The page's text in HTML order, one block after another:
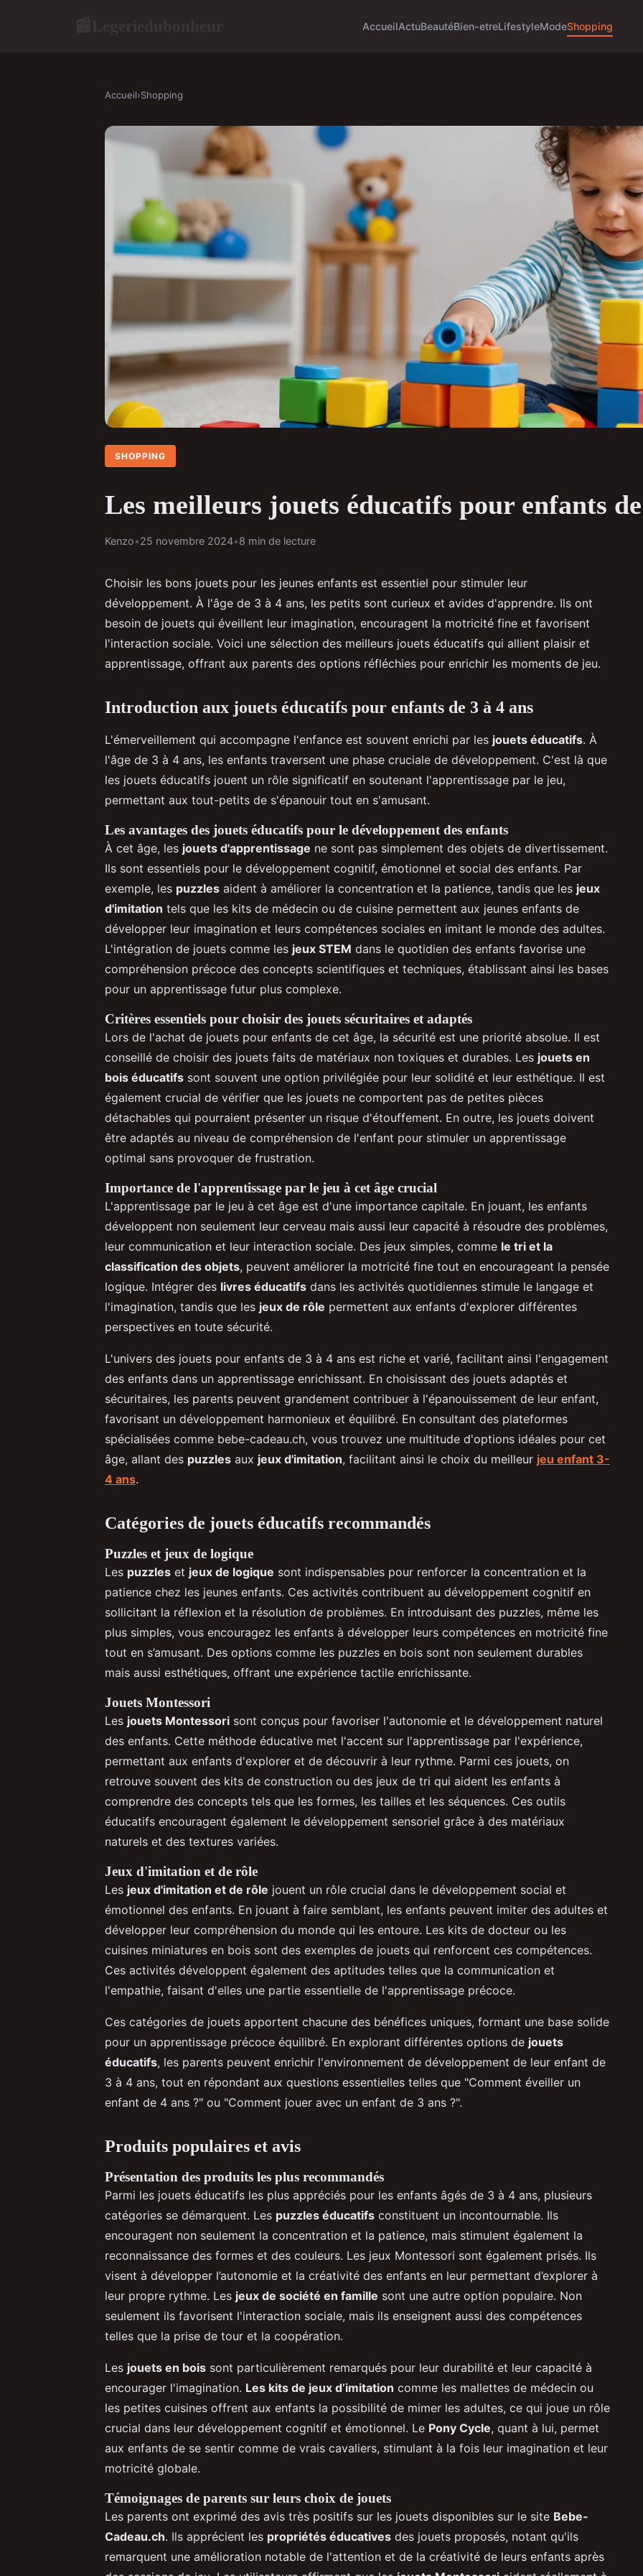
AccueilActuBeautéBien-etreLifestyleModeShopping
Accueil›Shopping
SHOPPING
Les meilleurs jouets éducatifs pour enfants
Kenzo•25 novembre 2024•8 min de lecture
Choisir les bons jouets pour les jeunes enfants est essentiel pour stimuler leur
développement. À l'âge de 3 à 4 ans, les petits sont curieux et avides d'apprendre. Ils ont
besoin de jouets qui éveillent leur imagination, encouragent la motricité fine et favorisent
l'interaction sociale. Voici une sélection des meilleurs jouets éducatifs qui allient plaisir et
apprentissage, offrant aux parents des options réfléchies pour enrichir les moments de jeu.
Introduction aux jouets éducatifs pour enfants de 3 à 4 ans
L'émerveillement qui accompagne l'enfance est souvent enrichi par les jouets éducatifs. À
l'âge de 3 à 4 ans, les enfants traversent une phase cruciale de développement. C'est là que
les jouets éducatifs jouent un rôle significatif en soutenant l'apprentissage par le jeu,
permettant aux tout-petits de s'épanouir tout en s'amusant.
Les avantages des jouets éducatifs pour le développement des enfants
À cet âge, les jouets d'apprentissage ne sont pas simplement des objets de divertissement.
Ils sont essentiels pour le développement cognitif, émotionnel et social des enfants. Par
exemple, les puzzles aident à améliorer la concentration et la patience, tandis que les jeux
d'imitation tels que les kits de médecin ou de cuisine permettent aux jeunes enfants de
développer leur imagination et leurs compétences sociales en imitant le monde des adultes.
L'intégration de jouets comme les jeux STEM dans le quotidien des enfants favorise une
compréhension précoce des concepts scientifiques et techniques, établissant ainsi les bases
pour un apprentissage futur plus complexe.
Critères essentiels pour choisir des jouets sécuritaires et adaptés
Lors de l'achat de jouets pour enfants de cet âge, la sécurité est une priorité absolue. Il est
conseillé de choisir des jouets faits de matériaux non toxiques et durables. Les jouets en
bois éducatifs sont souvent une option privilégiée pour leur solidité et leur esthétique. Il est
également crucial de vérifier que les jouets ne comportent pas de petites pièces
détachables qui pourraient présenter un risque d'étouffement. En outre, les jouets doivent
être adaptés au niveau de compréhension de l'enfant pour stimuler un apprentissage
optimal sans provoquer de frustration.
Importance de l'apprentissage par le jeu à cet âge crucial
L'apprentissage par le jeu à cet âge est d'une importance capitale. En jouant, les enfants
développent non seulement leur cerveau mais aussi leur capacité à résoudre des problèmes,
leur communication et leur interaction sociale. Des jeux simples, comme le tri et la
classification des objets, peuvent améliorer la motricité fine tout en encourageant la pensée
logique. Intégrer des livres éducatifs dans les activités quotidiennes stimule le langage et
l'imagination, tandis que les jeux de rôle permettent aux enfants d'explorer différentes
perspectives en toute sécurité.
L'univers des jouets pour enfants de 3 à 4 ans est riche et varié, facilitant ainsi l'engagement
des enfants dans un apprentissage enrichissant. En choisissant des jouets adaptés et
sécuritaires, les parents peuvent grandement contribuer à l'épanouissement de leur enfant,
favorisant un développement harmonieux et équilibré. En consultant des plateformes
spécialisées comme bebe-cadeau.ch, vous trouvez une multitude d'options idéales pour cet
âge, allant des puzzles aux jeux d'imitation, facilitant ainsi le choix du meilleur jeu enfant 3-
4 ans.
Catégories de jouets éducatifs recommandés
Puzzles et jeux de logique
Les puzzles et jeux de logique sont indispensables pour renforcer la concentration et la
patience chez les jeunes enfants. Ces activités contribuent au développement cognitif en
sollicitant la réflexion et la résolution de problèmes. En introduisant des puzzles, même les
plus simples, vous encouragez les enfants à développer leurs compétences en motricité fine
tout en s’amusant. Des options comme les puzzles en bois sont non seulement durables
mais aussi esthétiques, offrant une expérience tactile enrichissante.
Jouets Montessori
Les jouets Montessori sont conçus pour favoriser l'autonomie et le développement naturel
des enfants. Cette méthode éducative met l'accent sur l'apprentissage par l'expérience,
permettant aux enfants d'explorer et de découvrir à leur rythme. Parmi ces jouets, on
retrouve souvent des kits de construction ou des jeux de tri qui aident les enfants à
comprendre des concepts tels que les formes, les tailles et les séquences. Ces outils
éducatifs encouragent également le développement sensoriel grâce à des matériaux
naturels et des textures variées.
Jeux d'imitation et de rôle
Les jeux d'imitation et de rôle jouent un rôle crucial dans le développement social et
émotionnel des enfants. En jouant à faire semblant, les enfants peuvent imiter des adultes et
développer leur compréhension du monde qui les entoure. Les kits de docteur ou les
cuisines miniatures en bois sont des exemples de jouets qui renforcent ces compétences.
Ces activités développent également des aptitudes telles que la communication et
l'empathie, faisant d'elles une partie essentielle de l'apprentissage précoce.
Ces catégories de jouets apportent chacune des bénéfices uniques, formant une base solide
pour un apprentissage précoce équilibré. En explorant différentes options de jouets
éducatifs, les parents peuvent enrichir l'environnement de développement de leur enfant de
3 à 4 ans, tout en répondant aux questions essentielles telles que "Comment éveiller un
enfant de 4 ans ?" ou "Comment jouer avec un enfant de 3 ans ?".
Produits populaires et avis
Présentation des produits les plus recommandés
Parmi les jouets éducatifs les plus appréciés pour les enfants âgés de 3 à 4 ans, plusieurs
catégories se démarquent. Les puzzles éducatifs constituent un incontournable. Ils
encouragent non seulement la concentration et la patience, mais stimulent également la
reconnaissance des formes et des couleurs. Les jeux Montessori sont également prisés. Ils
visent à développer l’autonomie et la créativité des enfants en leur permettant d’explorer à
leur propre rythme. Les jeux de société en famille sont une autre option populaire. Non
seulement ils favorisent l'interaction sociale, mais ils enseignent aussi des compétences
telles que la prise de tour et la coopération.
Les jouets en bois sont particulièrement remarqués pour leur durabilité et leur capacité à
encourager l'imagination. Les kits de jeux d’imitation comme les mallettes de médecin ou
les petites cuisines offrent aux enfants la possibilité de mimer les adultes, ce qui joue un rôle
crucial dans leur développement cognitif et émotionnel. Le Pony Cycle, quant à lui, permet
aux enfants de se sentir comme de vrais cavaliers, stimulant à la fois leur imagination et leur
motricité globale.
Témoignages de parents sur leurs choix de jouets
Les parents ont exprimé des avis très positifs sur les jouets disponibles sur le site Bebe-
Cadeau.ch. Ils apprécient les propriétés éducatives des jouets proposés, notant qu'ils
remarquent une amélioration notable de l'attention et de la créativité de leurs enfants après